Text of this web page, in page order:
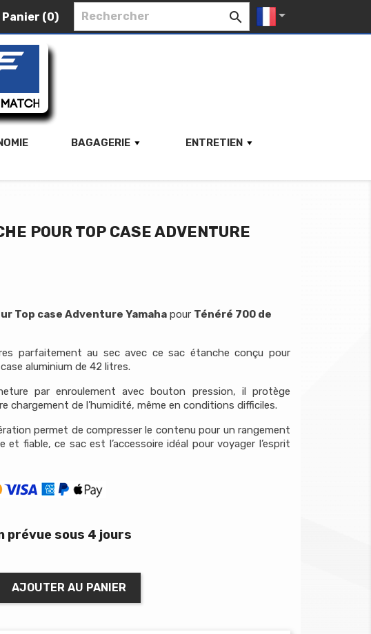
Panier (0)  
BAGAGERIE ENTRETIEN
POUR TOP CASE ADVENTURE
Top case Adventure Yamaha pour Ténéré 700 de
parfaitement au sec avec ce sac étanche conçu pour
aluminium de 42 litres.
par enroulement avec bouton pression, il protège
chargement de l’humidité, même en conditions difficiles.
permet de compresser le contenu pour un rangement
et fiable, ce sac est l’accessoire idéal pour voyager l’esprit
prévue sous 4 jours
AJOUTER AU PANIER